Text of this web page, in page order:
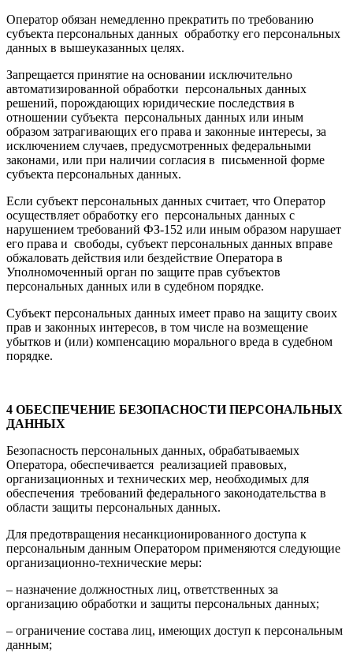
Оператор обязан немедленно прекратить по требованию
субъекта персональных данных обработку его персональных
данных в вышеуказанных целях.
Запрещается принятие на основании исключительно
автоматизированной обработки персональных данных
решений, порождающих юридические последствия в
отношении субъекта персональных данных или иным
образом затрагивающих его права и законные интересы, за
исключением случаев, предусмотренных федеральными
законами, или при наличии согласия в письменной форме
субъекта персональных данных.
Если субъект персональных данных считает, что Оператор
осуществляет обработку его персональных данных с
нарушением требований ФЗ-152 или иным образом нарушает
его права и свободы, субъект персональных данных вправе
обжаловать действия или бездействие Оператора в
Уполномоченный орган по защите прав субъектов
персональных данных или в судебном порядке.
Субъект персональных данных имеет право на защиту своих
прав и законных интересов, в том числе на возмещение
убытков и (или) компенсацию морального вреда в судебном
порядке.
4 ОБЕСПЕЧЕНИЕ БЕЗОПАСНОСТИ ПЕРСОНАЛЬНЫХ
ДАННЫХ
Безопасность персональных данных, обрабатываемых
Оператора, обеспечивается реализацией правовых,
организационных и технических мер, необходимых для
обеспечения требований федерального законодательства в
области защиты персональных данных.
Для предотвращения несанкционированного доступа к
персональным данным Оператором применяются следующие
организационно-технические меры:
– назначение должностных лиц, ответственных за
организацию обработки и защиты персональных данных;
– ограничение состава лиц, имеющих доступ к персональным
данным;